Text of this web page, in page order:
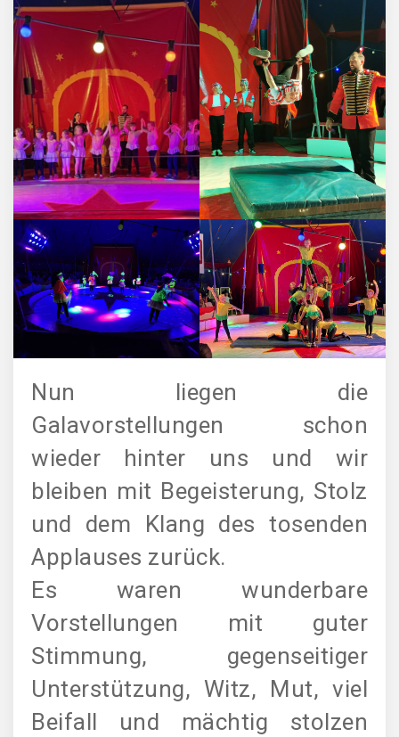
Nun liegen die
Galavorstellungen schon
wieder hinter uns und wir
bleiben mit Begeisterung, Stolz
und dem Klang des tosenden
Applauses zurück.
Es waren wunderbare
Vorstellungen mit guter
Stimmung, gegenseitiger
Unterstützung, Witz, Mut, viel
Beifall und mächtig stolzen